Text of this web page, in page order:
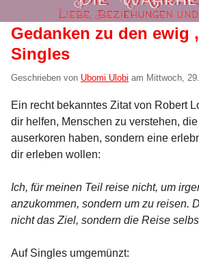
Gedanken zu den ewig
Singles
Geschrieben von Ubomi Ulobi am Mittwoch,
Ein recht bekanntes Zitat von Robert
dir helfen, Menschen zu verstehen,
auserkoren haben, sondern eine
dir erleben wollen:
Ich, für meinen Teil reise nicht, um
anzukommen, sondern um zu reisen.
nicht das Ziel, sondern die Reise
Auf Singles umgemünzt: